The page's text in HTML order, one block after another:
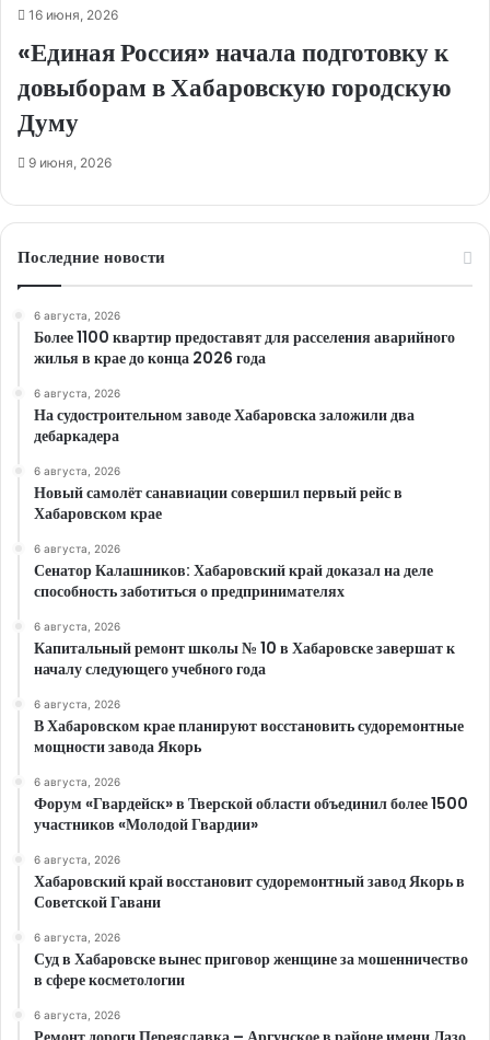
16 июня, 2026
«Единая Россия» начала подготовку к
довыборам в Хабаровскую городскую
Думу
9 июня, 2026
Последние новости
6 августа, 2026
Более 1100 квартир предоставят для расселения аварийного
жилья в крае до конца 2026 года
6 августа, 2026
На судостроительном заводе Хабаровска заложили два
дебаркадера
6 августа, 2026
Новый самолёт санавиации совершил первый рейс в
Хабаровском крае
6 августа, 2026
Сенатор Калашников: Хабаровский край доказал на деле
способность заботиться о предпринимателях
6 августа, 2026
Капитальный ремонт школы № 10 в Хабаровске завершат к
началу следующего учебного года
6 августа, 2026
В Хабаровском крае планируют восстановить судоремонтные
мощности завода Якорь
6 августа, 2026
Форум «Гвардейск» в Тверской области объединил более 1500
участников «Молодой Гвардии»
6 августа, 2026
Хабаровский край восстановит судоремонтный завод Якорь в
Советской Гавани
6 августа, 2026
Суд в Хабаровске вынес приговор женщине за мошенничество
в сфере косметологии
6 августа, 2026